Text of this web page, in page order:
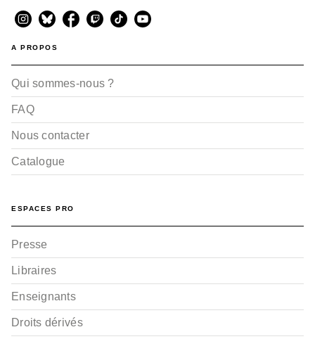
A PROPOS
Qui sommes-nous ?
FAQ
Nous contacter
Catalogue
ESPACES PRO
Presse
Libraires
Enseignants
Droits dérivés